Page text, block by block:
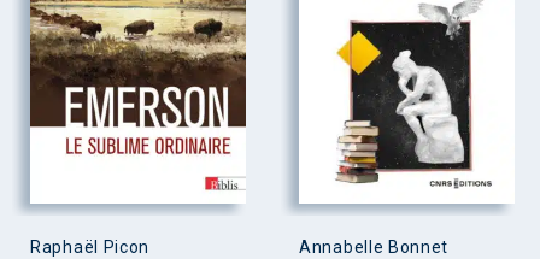
Raphaël Picon Annabelle Bonnet